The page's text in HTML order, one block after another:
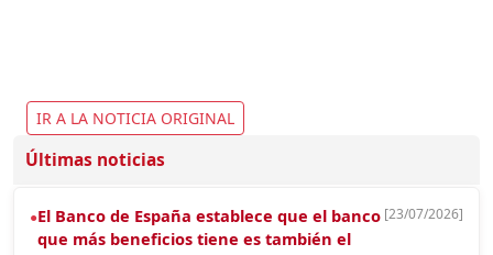
IR A LA NOTICIA ORIGINAL
Últimas noticias
●El Banco de España establece que el banco
que más beneficios tiene es también el
[23/07/2026]